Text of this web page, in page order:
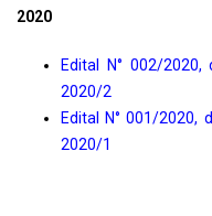
2020
Edital N° 002/
2020/2
Edital N° 001/2020,
2020/1